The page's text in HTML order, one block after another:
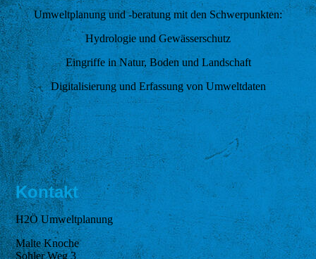
Umweltplanung und -beratung mit den Schwerpunkten:
Hydrologie und Gewässerschutz
Eingriffe in Natur, Boden und Landschaft
Digitalisierung und Erfassung von Umweltdaten
Kontakt
H2Ö Umweltplanung
Malte Knoche
Sohler Weg 3